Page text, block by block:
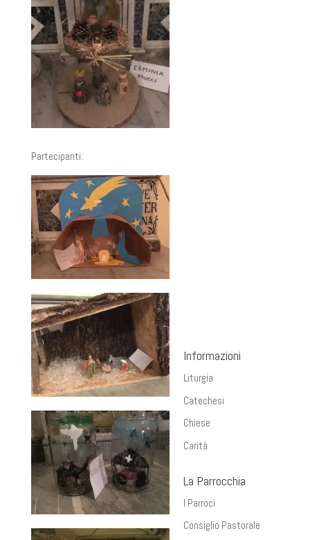
Partecipanti:
Informazioni
Liturgia
Catechesi
Chiese
Carità
La Parrocchia
I Parroci
Consiglio Pastorale